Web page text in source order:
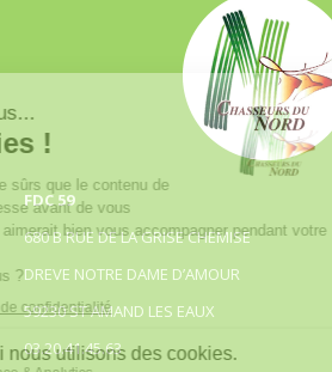
FDC 59
680 B RUE DE LA GRISE CHEMISE
DREVE NOTRE DAME D’AMOUR
59230 ST AMAND LES EAUX
03.20.41.45.63